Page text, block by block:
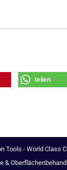
teilen
Tools - World Class